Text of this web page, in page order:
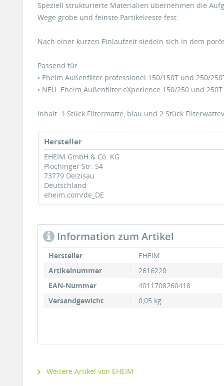
Speziell strukturierte Materialien übernehmen die
Wege grobe und feinste Partikelreste fest.
Nach einer kurzen Einlaufzeit siedeln sich in dem
Passend für...
• Eheim Außenfilter professionel 150/150T und 250/
• NEU: Eheim Außenfilter eXperience 150/250 und 250T
Inhalt: 1 Stück Filtermatte, blau und 2 Stück
Hersteller
EHEIM GmbH & Co. KG
Plochinger Str. 54
73779 Deizisau
Deutschland
eheim.com/de_DE
Information zum Artikel
Hersteller
EHEIM
Artikelnummer
2616220
EAN-Nummer
4011708260418
Versandgewicht
0,05 kg
Weitere Artikel von EHEIM